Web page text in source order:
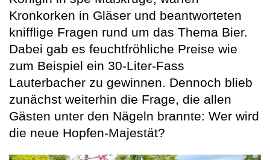
Kronkorken in Gläser und beantworteten
knifflige Fragen rund um das Thema Bier.
Dabei gab es feuchtfröhliche Preise wie
zum Beispiel ein 30-Liter-Fass
Lauterbacher zu gewinnen. Dennoch blieb
zunächst weiterhin die Frage, die allen
Gästen unter den Nägeln brannte: Wer wird
die neue Hopfen-Majestät?